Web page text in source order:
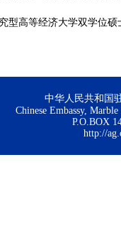
型高等经济大学双学位
中华人民共和国
Chinese Embassy,
P.O.BOX
http://